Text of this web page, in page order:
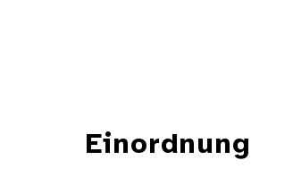
Einordnung